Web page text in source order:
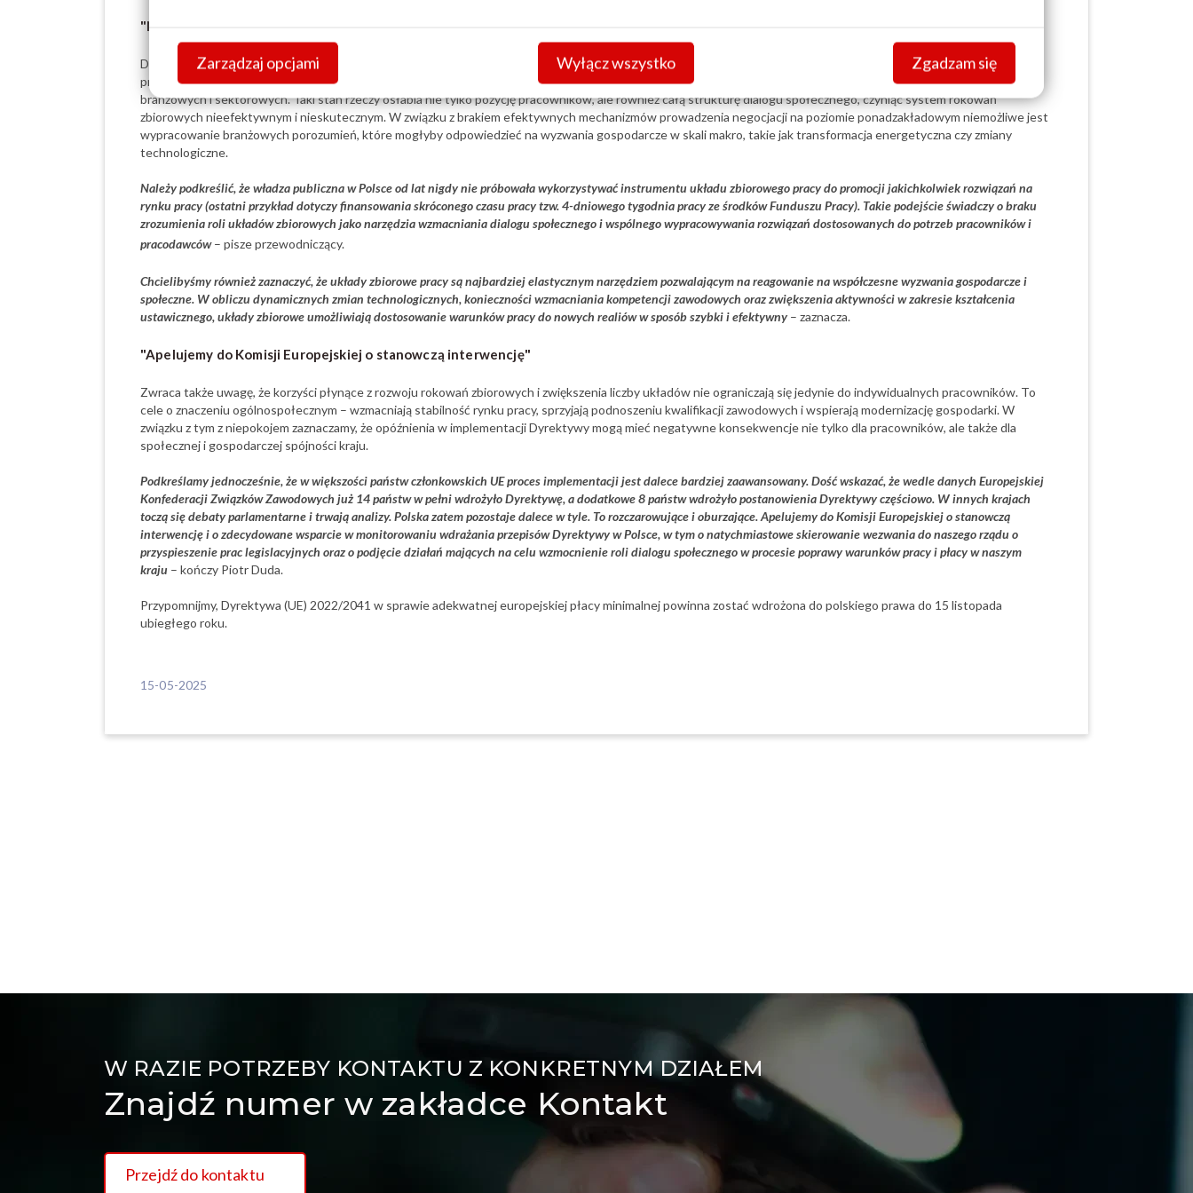
Zarządzaj opcjami Wyłącz wszystko Zgadzam się
"Nie istnieją efektywne mechanizmy prowadzenia negocjacji na poziomie ponadzakładowym"
Dodaje, że sytuacja ta jest szczególnie trudna w kontekście rokowań o wymiarze sektorowym, które w Polsce uległy niemal całkowitej atrofii. Według niego
praktycznie nie istnieją efektywne mechanizmy prowadzenia negocjacji na poziomie ponadzakładowym, co skutkuje brakiem możliwości zawierania porozumień
branżowych i sektorowych. Taki stan rzeczy osłabia nie tylko pozycję pracowników, ale również całą strukturę dialogu społecznego, czyniąc system rokowań
zbiorowych nieefektywnym i nieskutecznym. W związku z brakiem efektywnych mechanizmów prowadzenia negocjacji na poziomie ponadzakładowym niemożliwe jest
wypracowanie branżowych porozumień, które mogłyby odpowiedzieć na wyzwania gospodarcze w skali makro, takie jak transformacja energetyczna czy zmiany
technologiczne.
Należy podkreślić, że władza publiczna w Polsce od lat nigdy nie próbowała wykorzystywać instrumentu układu zbiorowego pracy do promocji jakichkolwiek rozwiązań na
rynku pracy (ostatni przykład dotyczy finansowania skróconego czasu pracy tzw. 4-dniowego tygodnia pracy ze środków Funduszu Pracy). Takie podejście świadczy o braku
zrozumienia roli układów zbiorowych jako narzędzia wzmacniania dialogu społecznego i wspólnego wypracowywania rozwiązań dostosowanych do potrzeb pracowników i
pracodawców – pisze przewodniczący.
Chcielibyśmy również zaznaczyć, że układy zbiorowe pracy są najbardziej elastycznym narzędziem pozwalającym na reagowanie na współczesne wyzwania gospodarcze i
społeczne. W obliczu dynamicznych zmian technologicznych, konieczności wzmacniania kompetencji zawodowych oraz zwiększenia aktywności w zakresie kształcenia
ustawicznego, układy zbiorowe umożliwiają dostosowanie warunków pracy do nowych realiów w sposób szybki i efektywny – zaznacza.
"Apelujemy do Komisji Europejskiej o stanowczą interwencję"
Zwraca także uwagę, że korzyści płynące z rozwoju rokowań zbiorowych i zwiększenia liczby układów nie ograniczają się jedynie do indywidualnych pracowników. To
cele o znaczeniu ogólnospołecznym – wzmacniają stabilność rynku pracy, sprzyjają podnoszeniu kwalifikacji zawodowych i wspierają modernizację gospodarki. W
związku z tym z niepokojem zaznaczamy, że opóźnienia w implementacji Dyrektywy mogą mieć negatywne konsekwencje nie tylko dla pracowników, ale także dla
społecznej i gospodarczej spójności kraju.
Podkreślamy jednocześnie, że w większości państw członkowskich UE proces implementacji jest dalece bardziej zaawansowany. Dość wskazać, że wedle danych Europejskiej
Konfederacji Związków Zawodowych już 14 państw w pełni wdrożyło Dyrektywę, a dodatkowe 8 państw wdrożyło postanowienia Dyrektywy częściowo. W innych krajach
toczą się debaty parlamentarne i trwają analizy. Polska zatem pozostaje dalece w tyle. To rozczarowujące i oburzające. Apelujemy do Komisji Europejskiej o stanowczą
interwencję i o zdecydowane wsparcie w monitorowaniu wdrażania przepisów Dyrektywy w Polsce, w tym o natychmiastowe skierowanie wezwania do naszego rządu o
przyspieszenie prac legislacyjnych oraz o podjęcie działań mających na celu wzmocnienie roli dialogu społecznego w procesie poprawy warunków pracy i płacy w naszym
kraju – kończy Piotr Duda.
Przypomnijmy, Dyrektywa (UE) 2022/2041 w sprawie adekwatnej europejskiej płacy minimalnej powinna zostać wdrożona do polskiego prawa do 15 listopada
ubiegłego roku.
15-05-2025
W RAZIE POTRZEBY KONTAKTU Z KONKRETNYM DZIAŁEM
Znajdź numer w zakładce Kontakt
Przejdź do kontaktu